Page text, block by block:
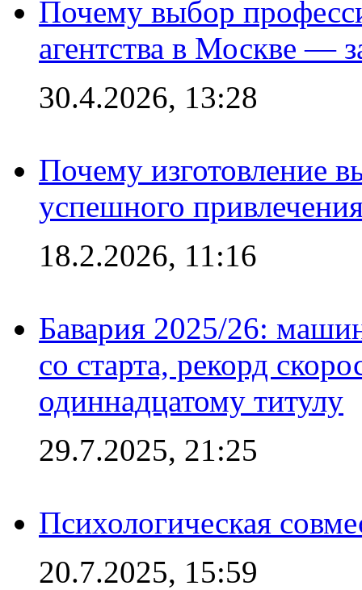
Почему выбор
агентства в Москве —
30.4.2026, 13:28
Почему изготовление
успешного
18.2.2026, 11:16
Бавария 2025/26:
со старта, рекорд
одиннадцатому титулу
29.7.2025, 21:25
Психологическая
20.7.2025, 15:59